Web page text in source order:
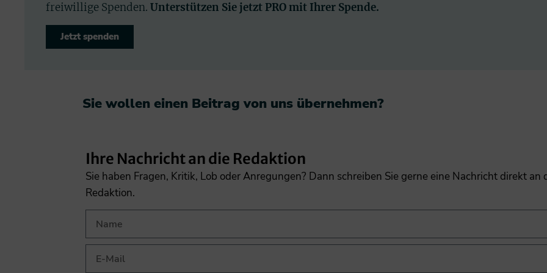
freiwillige Spenden. Unterstützen Sie jetzt PRO mit Ihrer Spende.
Jetzt spenden
Sie wollen einen Beitrag von uns übernehmen?​
Ihre Nachricht an die Redaktion
Sie haben Fragen, Kritik, Lob oder Anregungen? Dann schreiben Sie gerne eine Nachricht direkt an
Redaktion.